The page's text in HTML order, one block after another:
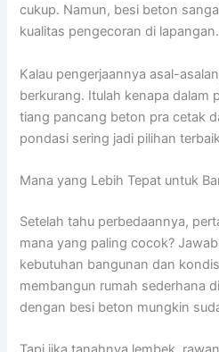
cukup. Namun, besi beton
kualitas pengecoran di lapangan.
Kalau pengerjaannya asal-
berkurang. Itulah kenapa dalam
tiang pancang beton pra cetak
pondasi sering jadi pilihan
Mana yang Lebih Tepat untuk
Setelah tahu perbedaannya,
mana yang paling cocok?
kebutuhan bangunan dan
membangun rumah sederhana
dengan besi beton mungkin